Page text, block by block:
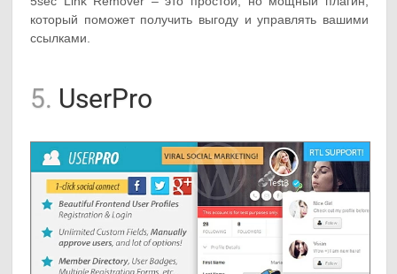
который поможет получить выгоду и управлять вашими
ссылками.
5. UserPro